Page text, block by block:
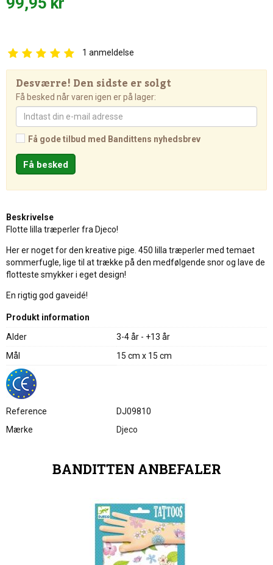
1 anmeldelse
Desværre! Den sidste er solgt
Få besked når varen igen er på lager:
Få gode tilbud med Bandittens nyhedsbrev
Beskrivelse
Flotte lilla træperler fra Djeco!
Her er noget for den kreative pige. 450 lilla træperler med temaet
sommerfugle, lige til at trække på den medfølgende snor og lave de
flotteste smykker i eget design!
En rigtig god gaveidé!
Produkt information
Alder
3-4 år - +13 år
Mål
15 cm x 15 cm
Reference
DJ09810
Mærke
Djeco
BANDITTEN ANBEFALER